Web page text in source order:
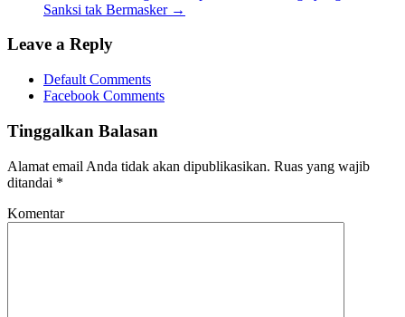
Sanksi tak Bermasker →
Leave a Reply
Default Comments
Facebook Comments
Tinggalkan Balasan
Alamat email Anda tidak akan dipublikasikan. Ruas yang wajib
ditandai *
Komentar